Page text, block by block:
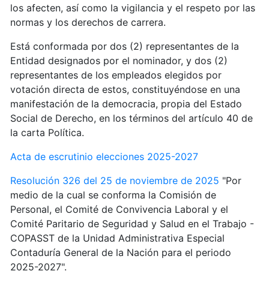
los afecten, así como la vigilancia y el respeto por las
normas y los derechos de carrera.
Está conformada por dos (2) representantes de la
Entidad designados por el nominador, y dos (2)
representantes de los empleados elegidos por
votación directa de estos, constituyéndose en una
manifestación de la democracia, propia del Estado
Social de Derecho, en los términos del artículo 40 de
la carta Política.
Acta de escrutinio elecciones 2025-2027
Resolución 326 del 25 de noviembre de 2025 "Por
medio de la cual se conforma la Comisión de
Personal, el Comité de Convivencia Laboral y el
Comité Paritario de Seguridad y Salud en el Trabajo -
COPASST de la Unidad Administrativa Especial
Contaduría General de la Nación para el periodo
2025-2027".